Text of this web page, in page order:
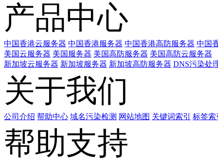
产品中心
中国香港云服务器 中国香港服务器 中国香港高防服务器 中国
美国云服务器 美国服务器 美国高防服务器 美国高防云服务器
新加坡云服务器 新加坡服务器 新加坡高防服务器 DNS污染处
关于我们
公司介绍 帮助中心 域名污染检测 网站地图 关键词索引 标签索
帮助支持